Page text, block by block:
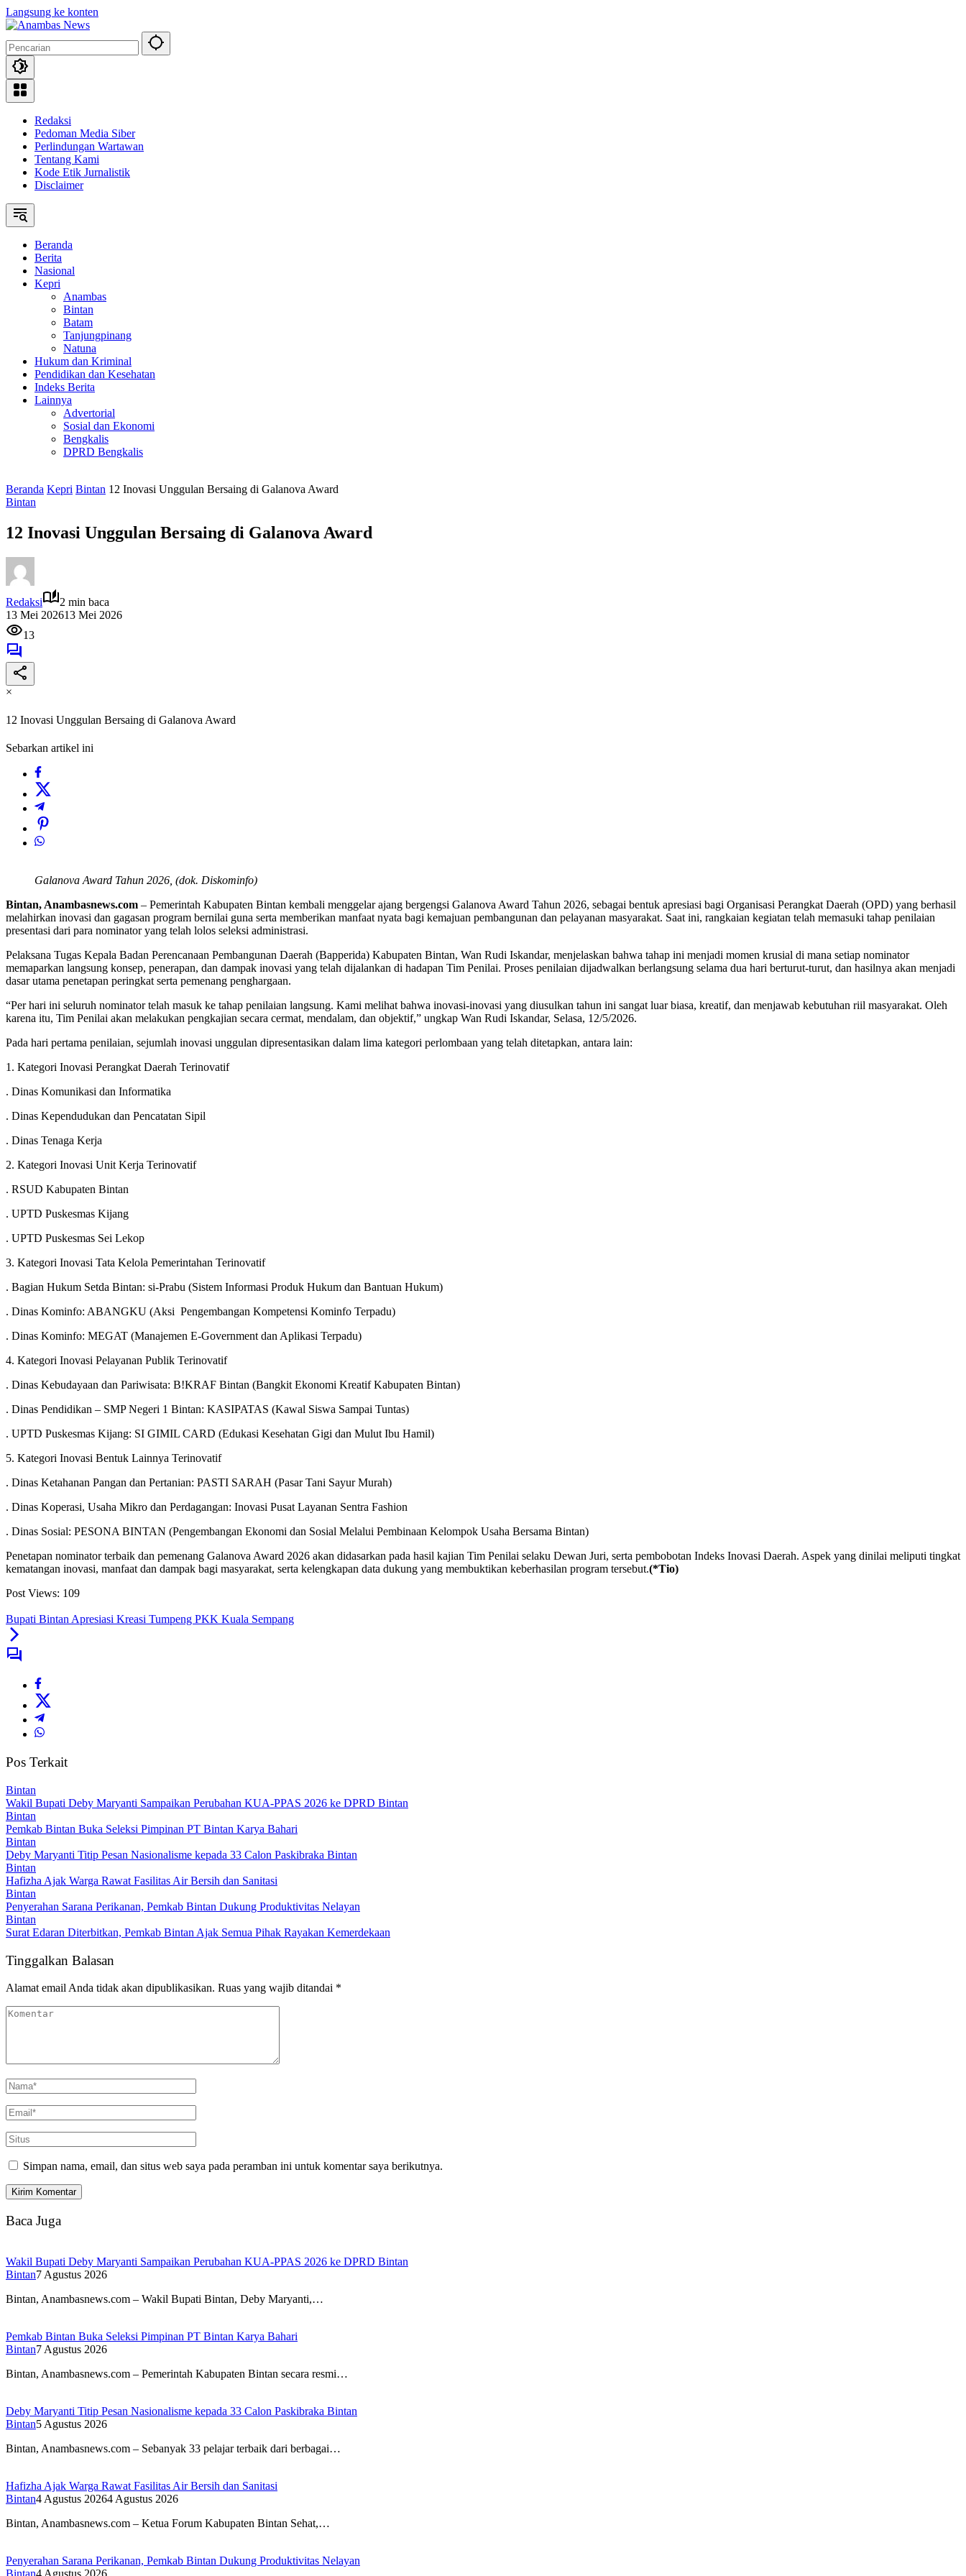
Langsung ke konten
Redaksi
Pedoman Media Siber
Perlindungan Wartawan
Tentang Kami
Kode Etik Jurnalistik
Disclaimer
Beranda
Berita
Nasional
Kepri
Anambas
Bintan
Batam
Tanjungpinang
Natuna
Hukum dan Kriminal
Pendidikan dan Kesehatan
Indeks Berita
Lainnya
Advertorial
Sosial dan Ekonomi
Bengkalis
DPRD Bengkalis
Beranda Kepri Bintan 12 Inovasi Unggulan Bersaing di Galanova Award
Bintan
12 Inovasi Unggulan Bersaing di Galanova Award
Redaksi
2 min baca
13 Mei 202613 Mei 2026
13
×
12 Inovasi Unggulan Bersaing di Galanova Award
Sebarkan artikel ini
Galanova Award Tahun 2026, (dok. Diskominfo)
Bintan, Anambasnews.com – Pemerintah Kabupaten Bintan kembali menggelar ajang bergengsi Galanova Award Tahun 2026, sebagai bentuk apresiasi bagi Organisasi Perangkat Daerah (OPD) yang berhasil
melahirkan inovasi dan gagasan program bernilai guna serta memberikan manfaat nyata bagi kemajuan pembangunan dan pelayanan masyarakat. Saat ini, rangkaian kegiatan telah memasuki tahap penilaian
presentasi dari para nominator yang telah lolos seleksi administrasi.
Pelaksana Tugas Kepala Badan Perencanaan Pembangunan Daerah (Bapperida) Kabupaten Bintan, Wan Rudi Iskandar, menjelaskan bahwa tahap ini menjadi momen krusial di mana setiap nominator
memaparkan langsung konsep, penerapan, dan dampak inovasi yang telah dijalankan di hadapan Tim Penilai. Proses penilaian dijadwalkan berlangsung selama dua hari berturut-turut, dan hasilnya akan menjadi
dasar utama penetapan peringkat serta pemenang penghargaan.
“Per hari ini seluruh nominator telah masuk ke tahap penilaian langsung. Kami melihat bahwa inovasi-inovasi yang diusulkan tahun ini sangat luar biasa, kreatif, dan menjawab kebutuhan riil masyarakat. Oleh
karena itu, Tim Penilai akan melakukan pengkajian secara cermat, mendalam, dan objektif,” ungkap Wan Rudi Iskandar, Selasa, 12/5/2026.
Pada hari pertama penilaian, sejumlah inovasi unggulan dipresentasikan dalam lima kategori perlombaan yang telah ditetapkan, antara lain:
1. Kategori Inovasi Perangkat Daerah Terinovatif
. Dinas Komunikasi dan Informatika
. Dinas Kependudukan dan Pencatatan Sipil
. Dinas Tenaga Kerja
2. Kategori Inovasi Unit Kerja Terinovatif
. RSUD Kabupaten Bintan
. UPTD Puskesmas Kijang
. UPTD Puskesmas Sei Lekop
3. Kategori Inovasi Tata Kelola Pemerintahan Terinovatif
. Bagian Hukum Setda Bintan: si-Prabu (Sistem Informasi Produk Hukum dan Bantuan Hukum)
. Dinas Kominfo: ABANGKU (Aksi Pengembangan Kompetensi Kominfo Terpadu)
. Dinas Kominfo: MEGAT (Manajemen E-Government dan Aplikasi Terpadu)
4. Kategori Inovasi Pelayanan Publik Terinovatif
. Dinas Kebudayaan dan Pariwisata: B!KRAF Bintan (Bangkit Ekonomi Kreatif Kabupaten Bintan)
. Dinas Pendidikan – SMP Negeri 1 Bintan: KASIPATAS (Kawal Siswa Sampai Tuntas)
. UPTD Puskesmas Kijang: SI GIMIL CARD (Edukasi Kesehatan Gigi dan Mulut Ibu Hamil)
5. Kategori Inovasi Bentuk Lainnya Terinovatif
. Dinas Ketahanan Pangan dan Pertanian: PASTI SARAH (Pasar Tani Sayur Murah)
. Dinas Koperasi, Usaha Mikro dan Perdagangan: Inovasi Pusat Layanan Sentra Fashion
. Dinas Sosial: PESONA BINTAN (Pengembangan Ekonomi dan Sosial Melalui Pembinaan Kelompok Usaha Bersama Bintan)
Penetapan nominator terbaik dan pemenang Galanova Award 2026 akan didasarkan pada hasil kajian Tim Penilai selaku Dewan Juri, serta pembobotan Indeks Inovasi Daerah. Aspek yang dinilai meliputi tingkat
kematangan inovasi, manfaat dan dampak bagi masyarakat, serta kelengkapan data dukung yang membuktikan keberhasilan program tersebut.(*Tio)
Post Views: 109
Bupati Bintan Apresiasi Kreasi Tumpeng PKK Kuala Sempang
Pos Terkait
Bintan
Wakil Bupati Deby Maryanti Sampaikan Perubahan KUA-PPAS 2026 ke DPRD Bintan
Bintan
Pemkab Bintan Buka Seleksi Pimpinan PT Bintan Karya Bahari
Bintan
Deby Maryanti Titip Pesan Nasionalisme kepada 33 Calon Paskibraka Bintan
Bintan
Hafizha Ajak Warga Rawat Fasilitas Air Bersih dan Sanitasi
Bintan
Penyerahan Sarana Perikanan, Pemkab Bintan Dukung Produktivitas Nelayan
Bintan
Surat Edaran Diterbitkan, Pemkab Bintan Ajak Semua Pihak Rayakan Kemerdekaan
Tinggalkan Balasan
Alamat email Anda tidak akan dipublikasikan. Ruas yang wajib ditandai *
Simpan nama, email, dan situs web saya pada peramban ini untuk komentar saya berikutnya.
Baca Juga
Wakil Bupati Deby Maryanti Sampaikan Perubahan KUA-PPAS 2026 ke DPRD Bintan
Bintan7 Agustus 2026
Bintan, Anambasnews.com – Wakil Bupati Bintan, Deby Maryanti,…
Pemkab Bintan Buka Seleksi Pimpinan PT Bintan Karya Bahari
Bintan7 Agustus 2026
Bintan, Anambasnews.com – Pemerintah Kabupaten Bintan secara resmi…
Deby Maryanti Titip Pesan Nasionalisme kepada 33 Calon Paskibraka Bintan
Bintan5 Agustus 2026
Bintan, Anambasnews.com – Sebanyak 33 pelajar terbaik dari berbagai…
Hafizha Ajak Warga Rawat Fasilitas Air Bersih dan Sanitasi
Bintan4 Agustus 20264 Agustus 2026
Bintan, Anambasnews.com – Ketua Forum Kabupaten Bintan Sehat,…
Penyerahan Sarana Perikanan, Pemkab Bintan Dukung Produktivitas Nelayan
Bintan4 Agustus 2026